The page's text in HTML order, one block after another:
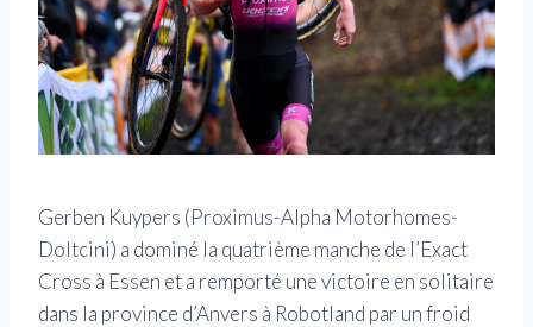
Gerben Kuypers (Proximus-Alpha Motorhomes-
Doltcini) a dominé la quatrième manche de l’Exact
Cross à Essen et a remporté une victoire en solitaire
dans la province d’Anvers à Robotland par un froid